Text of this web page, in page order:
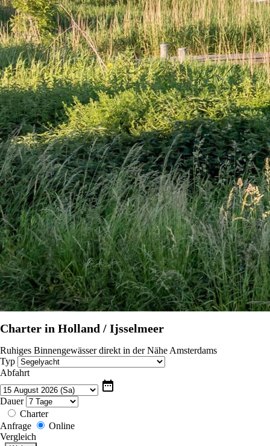
Charter in Holland / Ijsselmeer
Ruhiges Binnengewässer direkt in der Nähe Amsterdams
Typ
Abfahrt
date_range
Dauer
Charter
Anfrage
Online
Vergleich